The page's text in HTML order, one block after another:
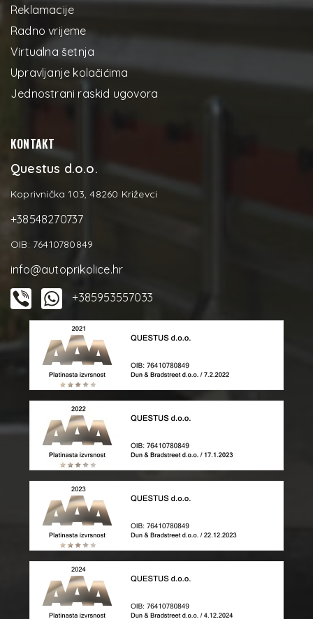
Reklamacije
Radno vrijeme
Virtualna šetnja
Upravljanje kolačićima
Jednostrani raskid ugovora
KONTAKT
Questus d.o.o.
Koprivnička 103, 48260 Križevci
+38548270737
OIB: 76410780849
info@autoprikolice.hr
+385953557033